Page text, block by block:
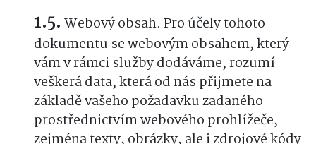
Webový obsah. Pro účely tohoto
dokumentu se webovým obsahem, který
vám v rámci služby dodáváme, rozumí
veškerá data, která od nás přijmete na
základě vašeho požadavku zadaného
prostřednictvím webového prohlížeče,
zejména texty, obrázky, ale i zdrojové kódy